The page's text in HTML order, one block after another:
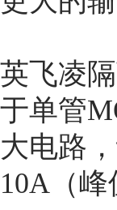
英飞凌
于单管
大电路
10A（峰